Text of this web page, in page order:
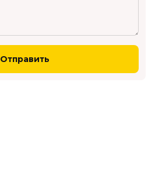
Отправить